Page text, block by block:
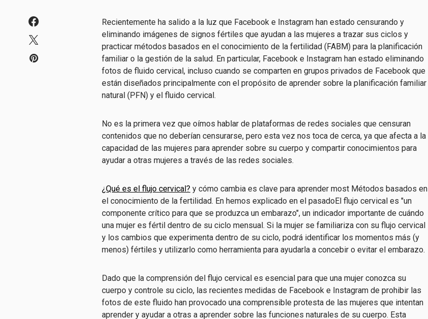
Recientemente ha salido a la luz que Facebook e Instagram han estado censurando y
eliminando imágenes de signos fértiles que ayudan a las mujeres a trazar sus ciclos y
practicar métodos basados en el conocimiento de la fertilidad (FABM) para la planificación
familiar o la gestión de la salud. En particular, Facebook e Instagram han estado eliminando
fotos de fluido cervical, incluso cuando se comparten en grupos privados de Facebook que
están diseñados principalmente con el propósito de aprender sobre la planificación familiar
natural (PFN) y el fluido cervical.
No es la primera vez que oímos hablar de plataformas de redes sociales que censuran
contenidos que no deberían censurarse, pero esta vez nos toca de cerca, ya que afecta a la
capacidad de las mujeres para aprender sobre su cuerpo y compartir conocimientos para
ayudar a otras mujeres a través de las redes sociales.
¿Qué es el flujo cervical? y cómo cambia es clave para aprender most Métodos basados en
el conocimiento de la fertilidad. En hemos explicado en el pasadoEl flujo cervical es "un
componente crítico para que se produzca un embarazo", un indicador importante de cuándo
una mujer es fértil dentro de su ciclo mensual. Si la mujer se familiariza con su flujo cervical
y los cambios que experimenta dentro de su ciclo, podrá identificar los momentos más (y
menos) fértiles y utilizarlo como herramienta para ayudarla a concebir o evitar el embarazo.
Dado que la comprensión del flujo cervical es esencial para que una mujer conozca su
cuerpo y controle su ciclo, las recientes medidas de Facebook e Instagram de prohibir las
fotos de este fluido han provocado una comprensible protesta de las mujeres que intentan
aprender y ayudar a otras a aprender sobre las funciones naturales de su cuerpo. Esta